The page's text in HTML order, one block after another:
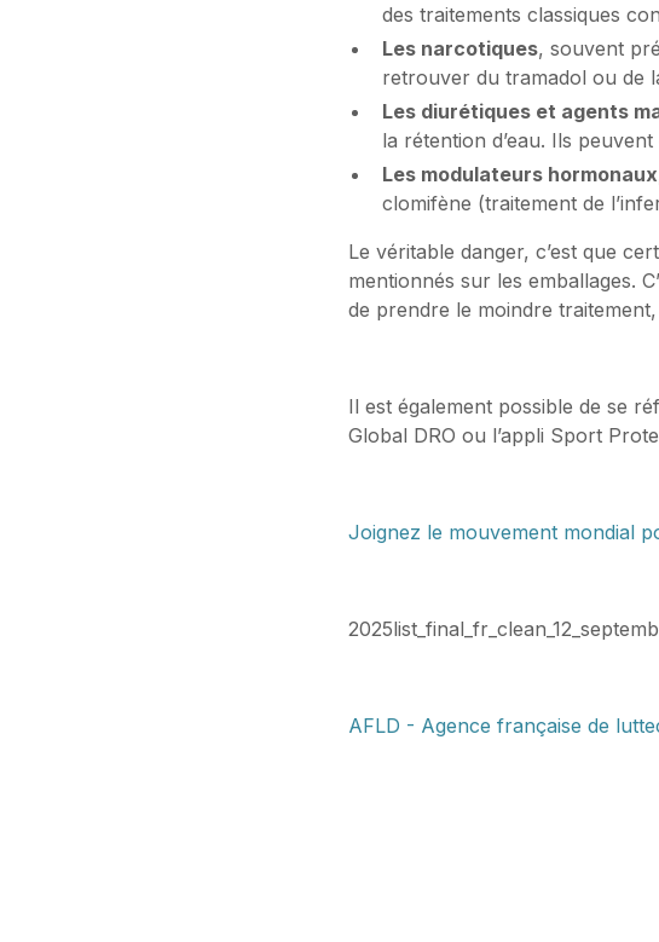
des traitements classiques
Les narcotiques, souvent
retrouver du tramadol ou de
Les diurétiques et agents
la rétention d’eau. Ils
Les modulateurs hormonaux
clomifène (traitement de
Le véritable danger, c’est que
mentionnés sur les emballages.
de prendre le moindre
Il est également possible de se
Global DRO ou l’appli Sport
Joignez le mouvement mondial
AFLD - Agence française de